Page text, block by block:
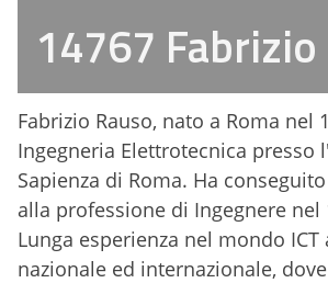
14767 Fabrizio
Fabrizio Rauso, nato a Roma nel
Ingegneria Elettrotecnica presso
Sapienza di Roma. Ha
alla professione di Ingegnere nel
Lunga esperienza nel mondo ICT
nazionale ed internazionale,